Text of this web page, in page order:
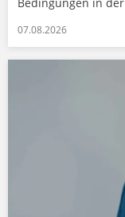
07.08.2026